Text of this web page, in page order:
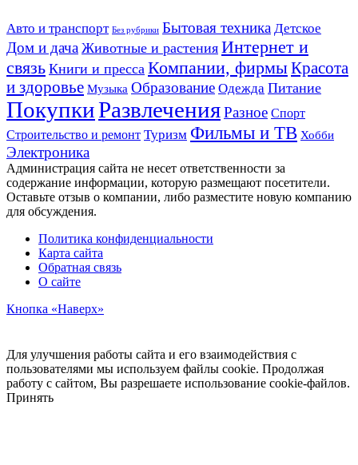
Авто и транспорт Без рубрики Бытовая техника Детское
Дом и дача Животные и растения Интернет и
связь Книги и пресса Компании, фирмыКрасота
и здоровье Музыка Образование Одежда Питание
ПокупкиРазвлеченияРазное Спорт
Строительство и ремонт Туризм Фильмы и ТВ Хобби
Электроника
Администрация сайта не несет ответственности за
содержание информации, которую размещают посетители.
Оставьте отзыв о компании, либо разместите новую компанию
для обсуждения.
Политика конфиденциальности
Карта сайта
Обратная связь
О сайте
Кнопка «Наверх»
Для улучшения работы сайта и его взаимодействия с
пользователями мы используем файлы cookie. Продолжая
работу с сайтом, Вы разрешаете использование cookie-файлов.
Принять